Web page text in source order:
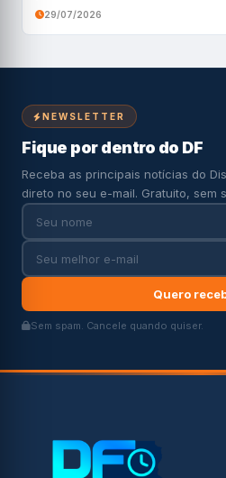
29/07/2026
NEWSLETTER
Fique por dentro do DF
Receba as principais notícias do
direto no seu e-mail. Gratuito, sem
Quero
Sem spam. Cancele quando quiser.